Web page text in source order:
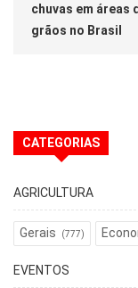
chuvas em áreas
grãos no Brasil
CATEGORIAS
AGRICULTURA
Gerais (777)
EVENTOS